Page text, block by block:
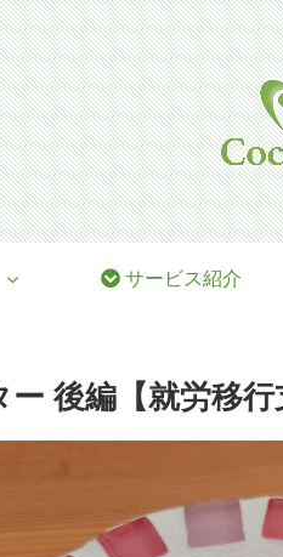
サービス紹介
後編【就労移行